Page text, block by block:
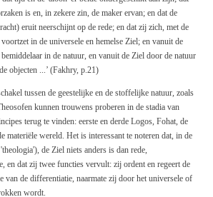
is en, in zekere zin, de maker ervan; en dat de
eruit neerschijnt op de rede; en dat zij zich, met de
in de universele en hemelse Ziel; en vanuit de
in de natuur, en vanuit de Ziel door de natuur
objecten ...’ (Fakhry, p.21)
tussen de geestelijke en de stoffelijke natuur, zoals
kunnen trouwens proberen in de stadia van
terug te vinden: eerste en derde Logos, Fohat, de
materiële wereld. Het is interessant te noteren dat, in de
de Ziel niets anders is dan rede,
en dat zij twee functies vervult: zij ordent en regeert de
van de differentiatie, naarmate zij door het universele of
wordt.